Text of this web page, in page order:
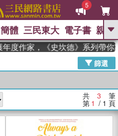
5
GO
： The Odyssey 、
節 、 如果歷史是一群喵 、 暑期
、 台灣的李登輝時代 、 數學女
黎曼猜想
偉大的迷走神經
簡體 三民東大 電子書 親子
度作家，《史坎德》系列帶你
篩選
共 3 筆
第 1 / 1 頁